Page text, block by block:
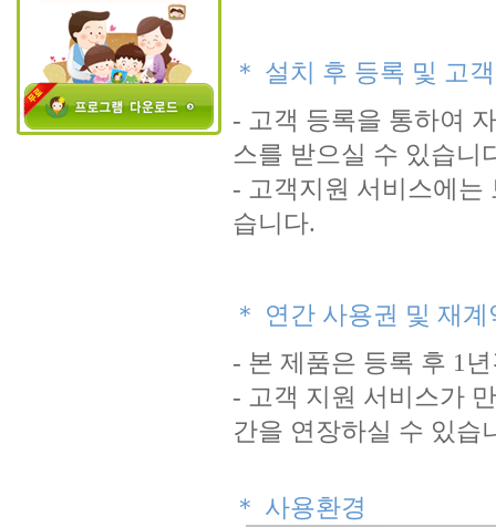
＊ 설치 후 등록 및 고
- 고객 등록을 통하여
스를 받으실 수 있습니
- 고객지원 서비스에는
습니다.
＊ 연간 사용권 및 재
- 본 제품은 등록 후 1
- 고객 지원 서비스가
간을 연장하실 수 있습
＊ 사용환경